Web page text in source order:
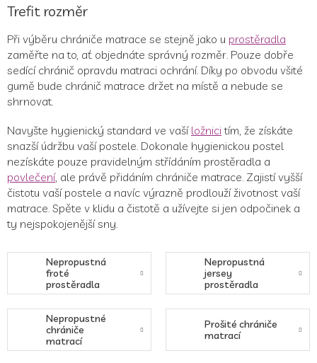
Trefit rozměr
Při výběru chrániče matrace se stejně jako u prostěradla
zaměřte na to, ať objednáte správný rozměr. Pouze dobře
sedící chránič opravdu matraci ochrání. Díky po obvodu všité
gumě bude chránič matrace držet na místě a nebude se
shrnovat.
Navyšte hygienický standard ve vaší ložnicitím, že získáte
snazší údržbu vaší postele. Dokonale hygienickou postel
nezískáte pouze pravidelným střídáním prostěradla a
povlečení, ale právě přidáním chrániče matrace. Zajistí vyšší
čistotu vaší postele a navíc výrazně prodlouží životnost vaší
matrace. Spěte v klidu a čistotě a užívejte si jen odpočinek a
ty nejspokojenější sny.
Nepropustná
froté
prostěradla
Nepropustná
jersey
prostěradla
Nepropustné
chrániče
matrací
Prošité chrániče
matrací